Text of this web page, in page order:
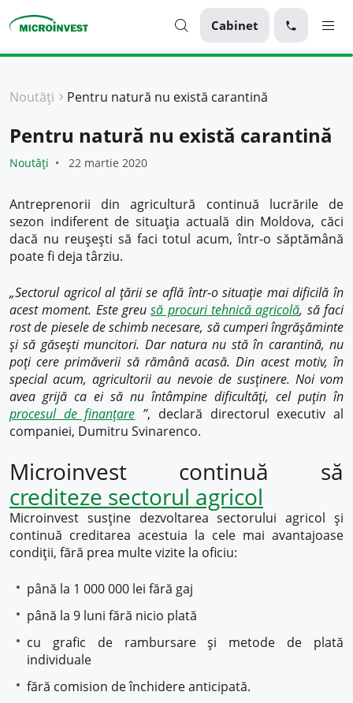
Cabinet
Despre Microinvest
Pentru Clienți
Noutăți Pentru natură nu există carantină
Pentru natură nu există carantină
Noutăți 22 martie 2020
Antreprenorii din agricultură continuă lucrările de
sezon indiferent de situația actuală din Moldova, căci
dacă nu reușești să faci totul acum, într-o săptămână
poate fi deja târziu.
„Sectorul agricol al țării se află într-o situație mai dificilă în
acest moment. Este greusă procuri tehnică agricolă, să faci
rost de piesele de schimb necesare, să cumperi îngrășăminte
și să găsești muncitori. Dar natura nu stă în carantină, nu
poți cere primăverii să rămână acasă. Din acest motiv, în
special acum, agricultorii au nevoie de susținere. Noi vom
avea grijă ca ei să nu întâmpine dificultăți, cel puțin în
procesul de finanțare ”, declară directorul executiv al
companiei, Dumitru Svinarenco.
Microinvest continuă să
crediteze sectorul agricol
Microinvest susține dezvoltarea sectorului agricol și
continuă creditarea acestuia la cele mai avantajoase
condiții, fără prea multe vizite la oficiu:
până la 1 000 000 lei fără gaj
până la 9 luni fără nicio plată
cu grafic de rambursare și metode de plată
individuale
fără comision de închidere anticipată.